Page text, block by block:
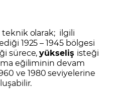
teknik olarak; ilgili
1925 – 1945 bölgesi
sürece,yükseliş isteği
eğiliminin devam
ve 1980 seviyelerine